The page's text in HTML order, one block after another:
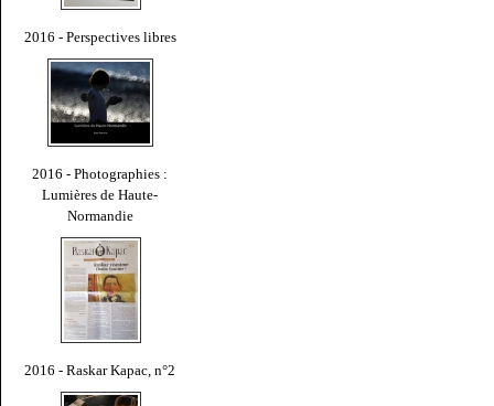
2016 - Perspectives libres
2016 - Photographies :
Lumières de Haute-
Normandie
2016 - Raskar Kapac, n°2